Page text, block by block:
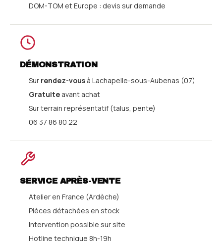
DOM-TOM et Europe : devis sur demande
DÉMONSTRATION
Sur rendez-vous à Lachapelle-sous-Aubenas (07)
Gratuite avant achat
Sur terrain représentatif (talus, pente)
06 37 86 80 22
SERVICE APRÈS-VENTE
Atelier en France (Ardèche)
Pièces détachées en stock
Intervention possible sur site
Hotline technique 8h-19h